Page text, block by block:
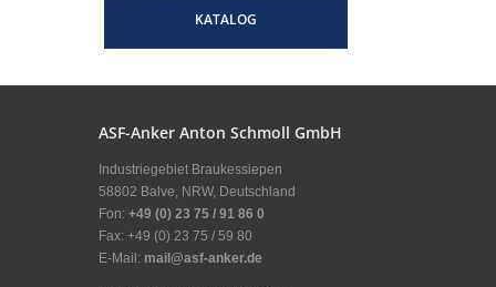
KATALOG
ASF-Anker Anton Schmoll GmbH
Industriegebiet Braukessiepen
58802 Balve, NRW, Deutschland
Fon: +49 (0) 23 75 / 91 86 0
Fax: +49 (0) 23 75 / 59 80
E-Mail: mail@asf-anker.de